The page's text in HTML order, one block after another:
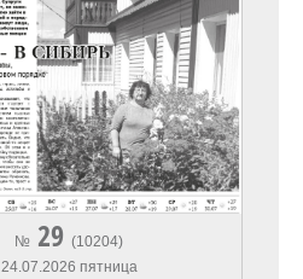
№ 29 (10204)
24.07.2026 пятница